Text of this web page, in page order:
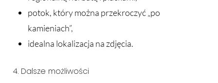
potok, który można przekroczyć „po
kamieniach”,
idealna lokalizacja na zdjęcia.
4. Dalsze możliwości